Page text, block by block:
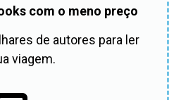
com o meno preço
de autores para ler
viagem.